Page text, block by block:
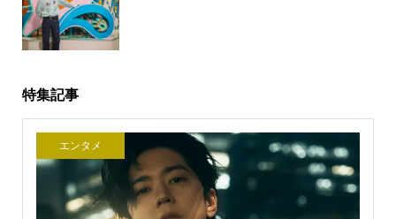
特集記事
エンタメ